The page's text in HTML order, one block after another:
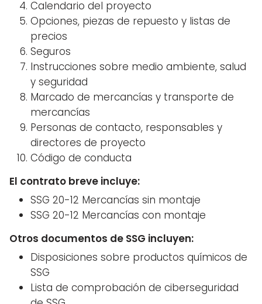
Calendario del proyecto
Opciones, piezas de repuesto y listas de
precios
Seguros
Instrucciones sobre medio ambiente, salud
y seguridad
Marcado de mercancías y transporte de
mercancías
Personas de contacto, responsables y
directores de proyecto
Código de conducta
El contrato breve incluye:
SSG 20-12 Mercancías sin montaje
SSG 20-12 Mercancías con montaje
Otros documentos de SSG incluyen:
Disposiciones sobre productos químicos de
SSG
Lista de comprobación de ciberseguridad